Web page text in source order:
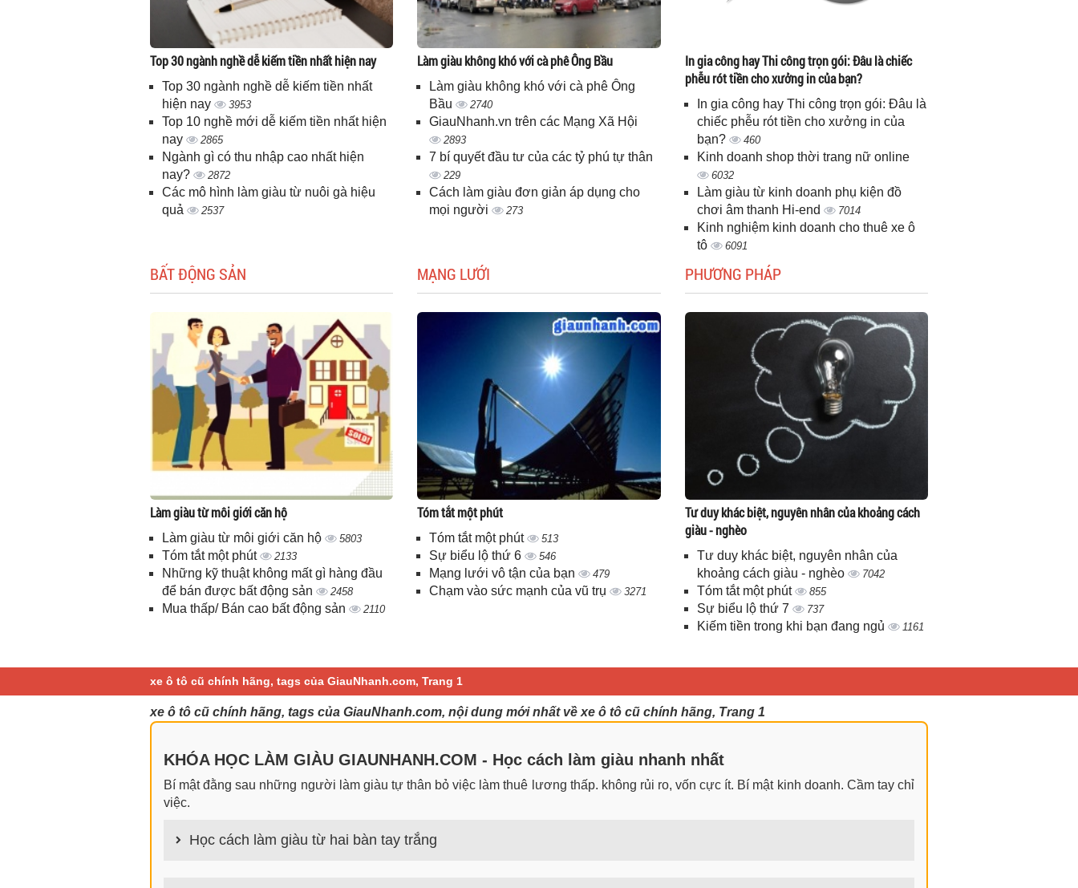
Top 30 ngành nghề dễ kiếm tiền nhất hiện nay
Top 30 ngành nghề dễ kiếm tiền nhất
hiện nay
3953
Top 10 nghề mới dễ kiếm tiền nhất hiện
nay
2865
Ngành gì có thu nhập cao nhất hiện
nay?
2872
Các mô hình làm giàu từ nuôi gà hiệu
quả
2537
Làm giàu không khó với cà phê Ông Bầu
Làm giàu không khó với cà phê Ông
Bầu
2740
GiauNhanh.vn trên các Mạng Xã Hội
2893
7 bí quyết đầu tư của các tỷ phú tự thân
229
Cách làm giàu đơn giản áp dụng cho
mọi người
273
In gia công hay Thi công trọn gói: Đâu là chiếc
phễu rót tiền cho xưởng in của bạn?
In gia công hay Thi công trọn gói: Đâu là
chiếc phễu rót tiền cho xưởng in của
bạn?
460
Kinh doanh shop thời trang nữ online
6032
Làm giàu từ kinh doanh phụ kiện đồ
chơi âm thanh Hi-end
7014
Kinh nghiệm kinh doanh cho thuê xe ô
tô
6091
BẤT ĐỘNG SẢN
Làm giàu từ môi giới căn hộ
Làm giàu từ môi giới căn hộ 5803
Tóm tắt một phút 2133
Những kỹ thuật không mất gì hàng đầu
để bán được bất động sản
2458
Mua thấp/ Bán cao bất động sản 2110
MẠNG LƯỚI
Tóm tắt một phút
Tóm tắt một phút 513
Sự biểu lộ thứ 6 546
Mạng lưới vô tận của bạn 479
Chạm vào sức mạnh của vũ trụ 3271
PHƯƠNG PHÁP
Tư duy khác biệt, nguyên nhân của khoảng cách
giàu - nghèo
Tư duy khác biệt, nguyên nhân của
khoảng cách giàu - nghèo
7042
Tóm tắt một phút 855
Sự biểu lộ thứ 7 737
Kiếm tiền trong khi bạn đang ngủ 1161
xe ô tô cũ chính hãng, tags của GiauNhanh.com, Trang 1
xe ô tô cũ chính hãng, tags của GiauNhanh.com, nội dung mới nhất về xe ô tô cũ chính hãng, Trang 1
KHÓA HỌC LÀM GIÀU GIAUNHANH.COM - Học cách làm giàu nhanh nhất
Bí mật đằng sau những người làm giàu tự thân bỏ việc làm thuê lương thấp. không rủi ro, vốn cực ít. Bí mật kinh doanh. Cầm tay chỉ
việc.
Học cách làm giàu từ hai bàn tay trắng